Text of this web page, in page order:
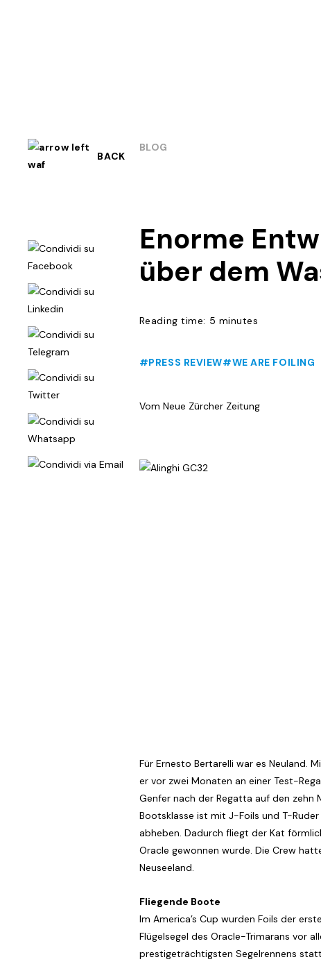
BACK
BLOG
Enorme
über dem
Reading time: 5 minutes
#PRESS REVIEW#WE ARE FOILING
Vom Neue Zürcher Zeitung
Für Ernesto Bertarelli war es Neuland.
er vor zwei Monaten an einer Test-
Genfer nach der Regatta auf den zehn
Bootsklasse ist mit J-Foils und T-
abheben. Dadurch fliegt der Kat
Oracle gewonnen wurde. Die Crew
Neuseeland.
Fliegende Boote
Im America’s Cup wurden Foils der
Flügelsegel des Oracle-Trimarans vor
prestigeträchtigsten Segelrennens